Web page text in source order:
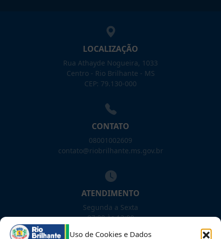
Uso de Cookies e Dados
LOCALIZAÇÃO
Rua Athayde Nogueira, 1033
Centro - Rio Brilhante - MS
CEP: 79.130-000
CONTATO
08001002609
contato@riobrilhante.ms.gov.br
ATENDIMENTO
Segunda a Sexta
07:00 às 13:00